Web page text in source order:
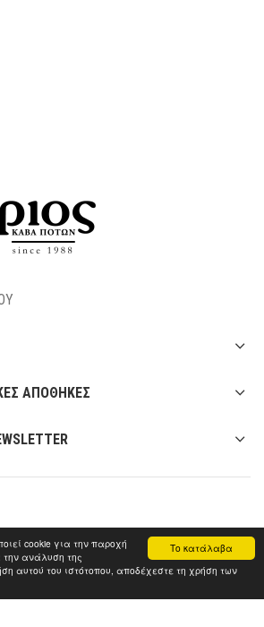
Το κατάλαβα
cookie για την παροχή
ανάλυση της
αυτού του ιστότοπου, αποδέχεστε τη χρήση των
ΑΠΟΘΗΚΕΣ